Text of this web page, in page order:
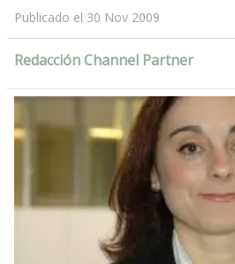
Publicado el 30 Nov 2009
Redacción Channel Partner